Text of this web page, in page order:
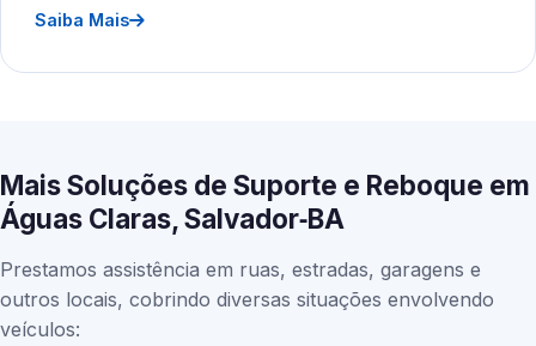
Saiba Mais
Mais Soluções de Suporte e Reboque em
Águas Claras, Salvador‑BA
Prestamos assistência em ruas, estradas, garagens e
outros locais, cobrindo diversas situações envolvendo
veículos: